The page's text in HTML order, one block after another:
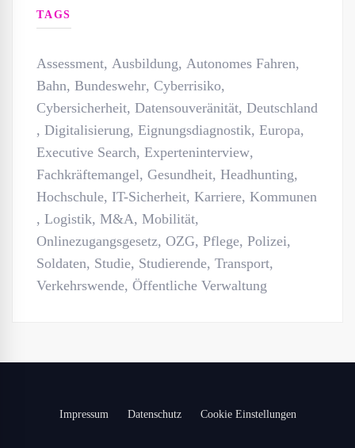
TAGS
Assessment, Ausbildung, Autonomes Fahren,
Bahn, Bundeswehr, Cyberrisiko,
Cybersicherheit, Datensouveränität, Deutschland
, Digitalisierung, Eignungsdiagnostik, Europa,
Executive Search, Experteninterview,
Fachkräftemangel, Gesundheit, Headhunting,
Hochschule, IT-Sicherheit, Karriere, Kommunen
, Logistik, M&A, Mobilität,
Onlinezugangsgesetz, OZG, Pflege, Polizei,
Soldaten, Studie, Studierende, Transport,
Verkehrswende, Öffentliche Verwaltung
Impressum Datenschutz Cookie Einstellungen